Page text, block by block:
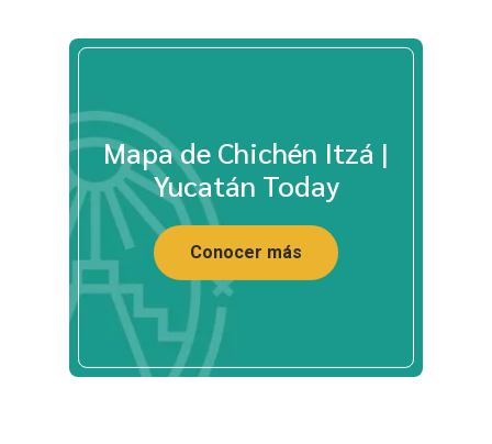
Mapa de Chichén Itzá |
Yucatán Today
Conocer más